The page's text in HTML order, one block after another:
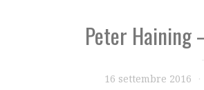
Peter Haining
16 settembre 2016